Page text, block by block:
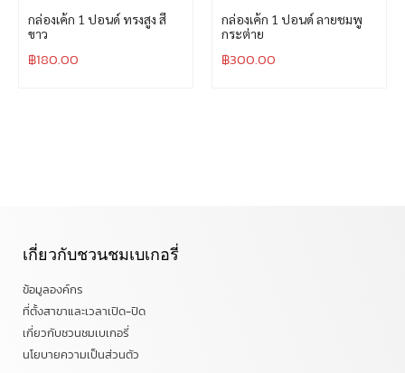
กล่องเค้ก 1 ปอนด์ ทรงสูง สี
ขาว
฿180.00
กล่องเค้ก 1 ปอนด์ ลายชมพู
กระต่าย
฿300.00
เกี่ยวกับชวนชมเบเกอรี่
ข้อมูลองค์กร
ที่ตั้งสาขาและเวลาเปิด-ปิด
เกี่ยวกับชวนชมเบเกอรี่
นโยบายความเป็นส่วนตัว